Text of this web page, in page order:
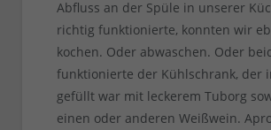
Abfluss an der Spüle in unserer
richtig funktionierte, konnten wir
kochen. Oder abwaschen. Oder
funktionierte der Kühlschrank, der
gefüllt war mit leckerem Tuborg
einen oder anderen Weißwein.